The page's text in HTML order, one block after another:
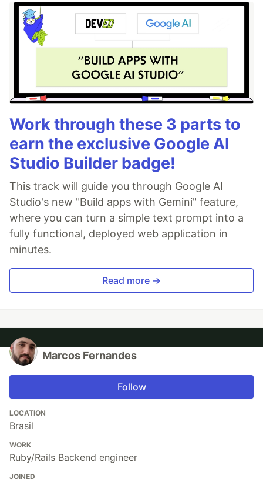
Work through these 3 parts to
earn the exclusive Google AI
Studio Builder badge!
This track will guide you through Google AI
Studio's new "Build apps with Gemini" feature,
where you can turn a simple text prompt into a
fully functional, deployed web application in
minutes.
Read more →
Marcos Fernandes
Follow
LOCATION
Brasil
WORK
Ruby/Rails Backend engineer
JOINED